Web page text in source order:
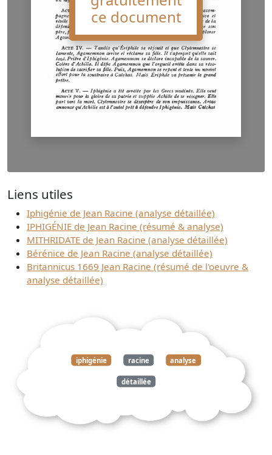
ce document
Liens utiles
Iphigénie de Jean Racine (analyse détaillée)
IPHIGÉNIE de Jean Racine (résumé & analyse)
MITHRIDATE de Jean Racine (analyse détaillée)
Bérénice de Jean Racine (analyse détaillée)
Britannicus 1669 Jean Racine (résumé de l'oeuvre &
analyse détaillée)
iphigénie racine analyse
détaillée